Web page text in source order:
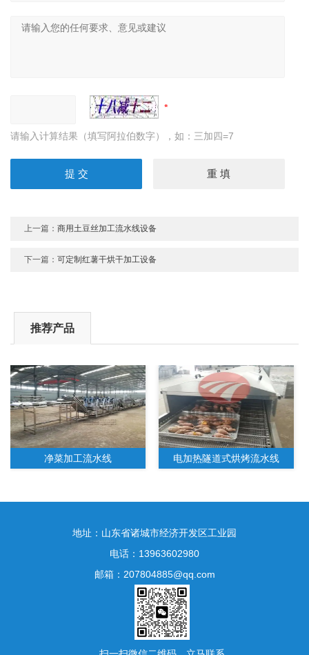
请输入计算结果（填写阿拉伯数字），如：三加四=7
上一篇：商用土豆丝加工流水线设备
下一篇：可定制红薯干烘干加工设备
推荐产品
净菜加工流水线 电加热隧道式烘烤流水线
水果净菜加工生产线
地址：山东省诸城市经济开发区工业园
电话：13963602980
邮箱：207804885@qq.com